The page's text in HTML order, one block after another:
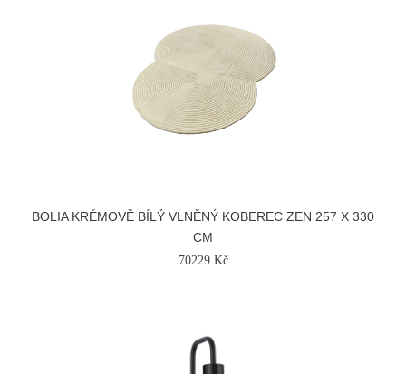
BOLIA KRÉMOVĚ BÍLÝ VLNĚNÝ KOBEREC ZEN 257 X 330
CM
70229 Kč